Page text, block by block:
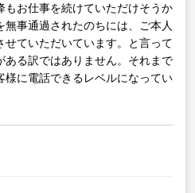
もお仕事を続けていただけそうか
事通過されたのちには、ご本人
ていただいています。と言って
ある訳ではありません。それまで
様に電話できるレベルになってい